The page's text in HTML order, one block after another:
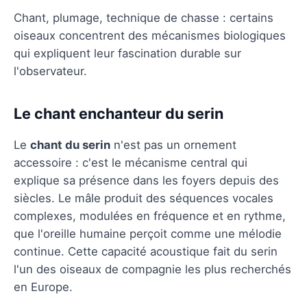
Chant, plumage, technique de chasse : certains
oiseaux concentrent des mécanismes biologiques
qui expliquent leur fascination durable sur
l'observateur.
Le chant enchanteur du serin
Le chant du serin n'est pas un ornement
accessoire : c'est le mécanisme central qui
explique sa présence dans les foyers depuis des
siècles. Le mâle produit des séquences vocales
complexes, modulées en fréquence et en rythme,
que l'oreille humaine perçoit comme une mélodie
continue. Cette capacité acoustique fait du serin
l'un des oiseaux de compagnie les plus recherchés
en Europe.